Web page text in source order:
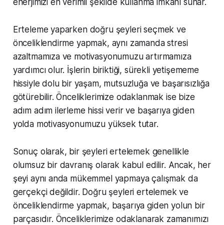
enerjimizi en verimli şekilde kullanma imkanı sunar.
Erteleme yaparken doğru şeyleri seçmek ve
önceliklendirme yapmak, aynı zamanda stresi
azaltmamıza ve motivasyonumuzu artırmamıza
yardımcı olur. İşlerin biriktiği, sürekli yetişememe
hissiyle dolu bir yaşam, mutsuzluğa ve başarısızlığa
götürebilir. Önceliklerimize odaklanmak ise bize
adım adım ilerleme hissi verir ve başarıya giden
yolda motivasyonumuzu yüksek tutar.
Sonuç olarak, bir şeyleri ertelemek genellikle
olumsuz bir davranış olarak kabul edilir. Ancak, her
şeyi aynı anda mükemmel yapmaya çalışmak da
gerçekçi değildir. Doğru şeyleri ertelemek ve
önceliklendirme yapmak, başarıya giden yolun bir
parçasıdır. Önceliklerimize odaklanarak zamanımızı